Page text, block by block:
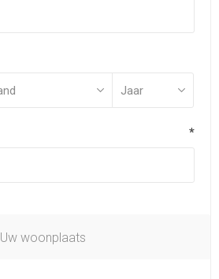
*
Uw woonplaats